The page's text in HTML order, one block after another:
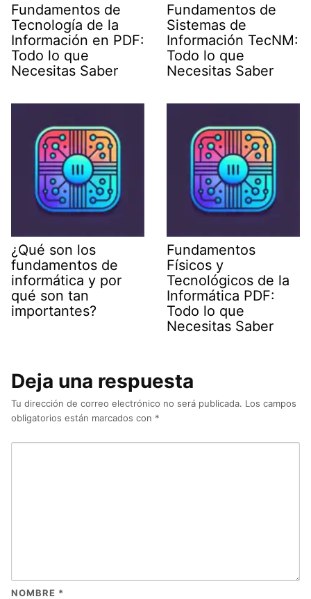
Fundamentos de
Tecnología de la
Información en PDF:
Todo lo que
Necesitas Saber
Fundamentos de
Sistemas de
Información TecNM:
Todo lo que
Necesitas Saber
¿Qué son los
fundamentos de
informática y por
qué son tan
importantes?
Fundamentos
Físicos y
Tecnológicos de la
Informática PDF:
Todo lo que
Necesitas Saber
Deja una respuesta
Tu dirección de correo electrónico no será publicada. Los campos
obligatorios están marcados con *
NOMBRE *